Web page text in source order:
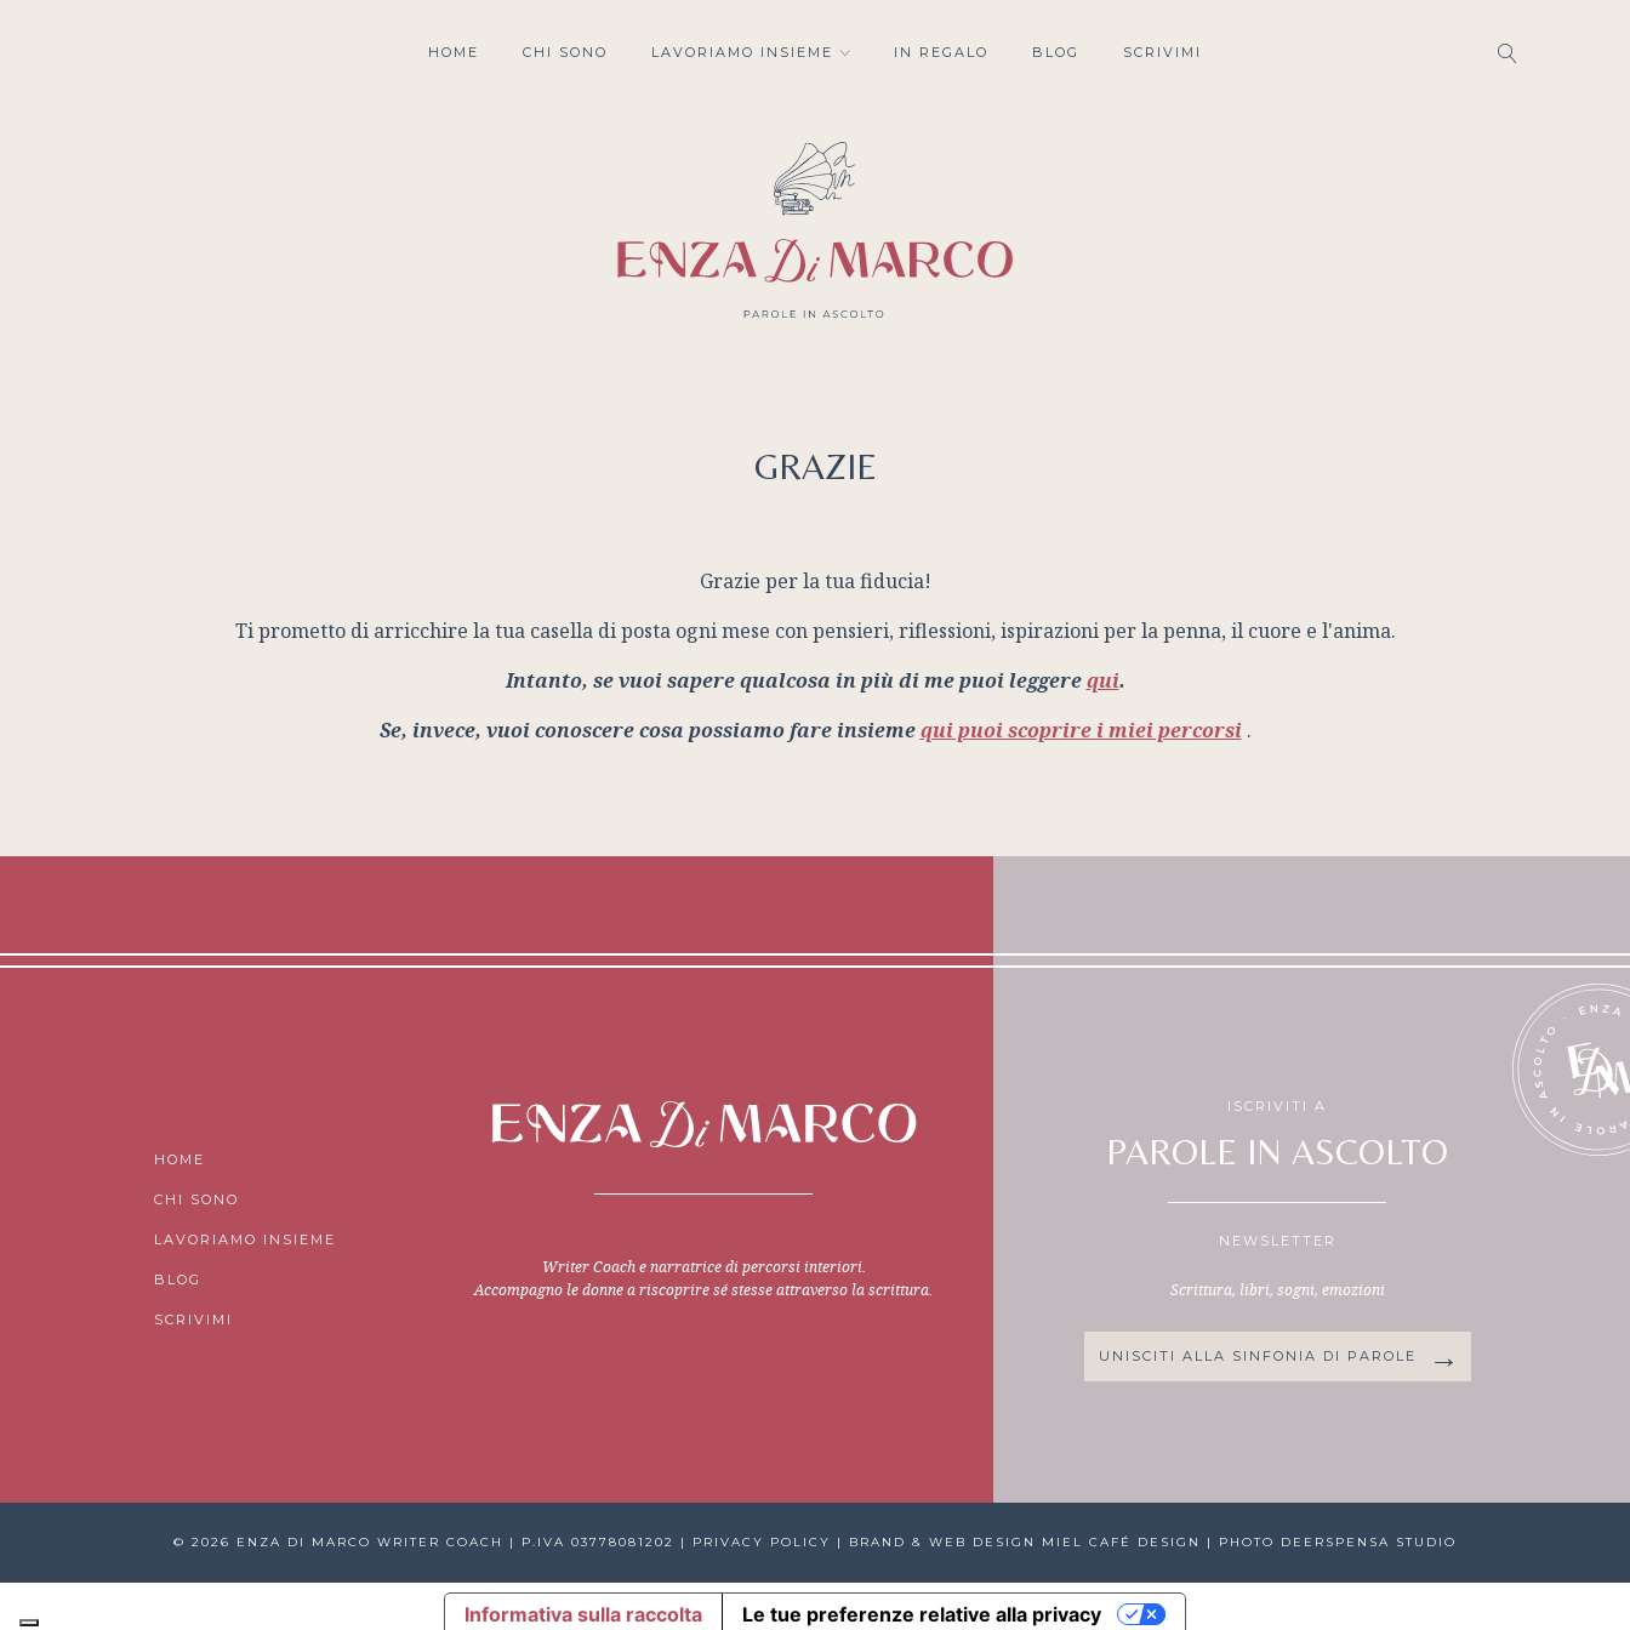
HOME CHI SONO LAVORIAMO INSIEME IN REGALO BLOG SCRIVIMI
GRAZIE
Grazie per la tua fiducia!
Ti prometto di arricchire la tua casella di posta ogni mese con pensieri, riflessioni, ispirazioni per la penna, il cuore e l'anima.
Intanto, se vuoi sapere qualcosa in più di me puoi leggerequi.
Se, invece, vuoi conoscere cosa possiamo fare insiemequi puoi scoprire i miei percorsi .
HOME
CHI SONO
LAVORIAMO INSIEME
BLOG
SCRIVIMI
Writer Coach e narratrice di percorsi interiori.
Accompagno le donne a riscoprire sé stesse attraverso la scrittura.
ISCRIVITI A
PAROLE IN ASCOLTO
NEWSLETTER
Scrittura, libri, sogni, emozioni
UNISCITI ALLA SINFONIA DI PAROLE
© 2026 ENZA DI MARCO WRITER COACH | P.IVA 03778081202 | PRIVACY POLICY | BRAND & WEB DESIGN MIEL CAFÉ DESIGN | PHOTO DEERSPENSA STUDIO
Informativa sulla raccolta Le tue preferenze relative alla privacy